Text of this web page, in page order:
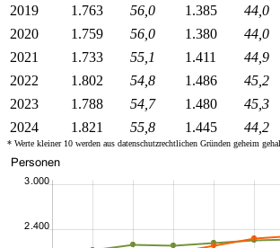
2019
1.763 56,0 1.385 44,0
2020
1.759 56,0 1.380 44,0
2021
1.733 55,1 1.411 44,9
2022
1.802 54,8 1.486 45,2
2023
1.788 54,7 1.480 45,3
2024
1.821 55,8 1.445 44,2
* Werte kleiner 10 werden aus datenschutzrechtlichen Gründen geheim